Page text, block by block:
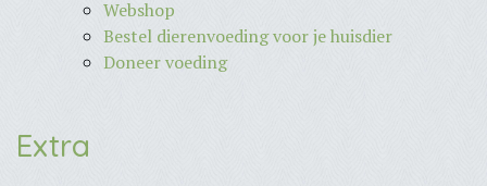
Webshop
Bestel dierenvoeding voor je huisdier
Doneer voeding
Extra